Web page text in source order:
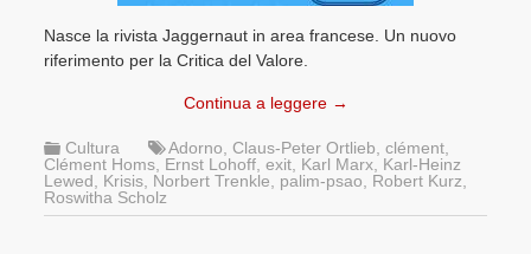
Nasce la rivista Jaggernaut in area francese. Un nuovo
riferimento per la Critica del Valore.
Continua a leggere →
Cultura Adorno ,Claus-Peter Ortlieb ,clément
Clément Homs Ernst Lohoff ,exit Karl Marx Karl-Heinz
Lewed
Krisis Norbert Trenkle palim-psao Robert Kurz
Roswitha Scholz